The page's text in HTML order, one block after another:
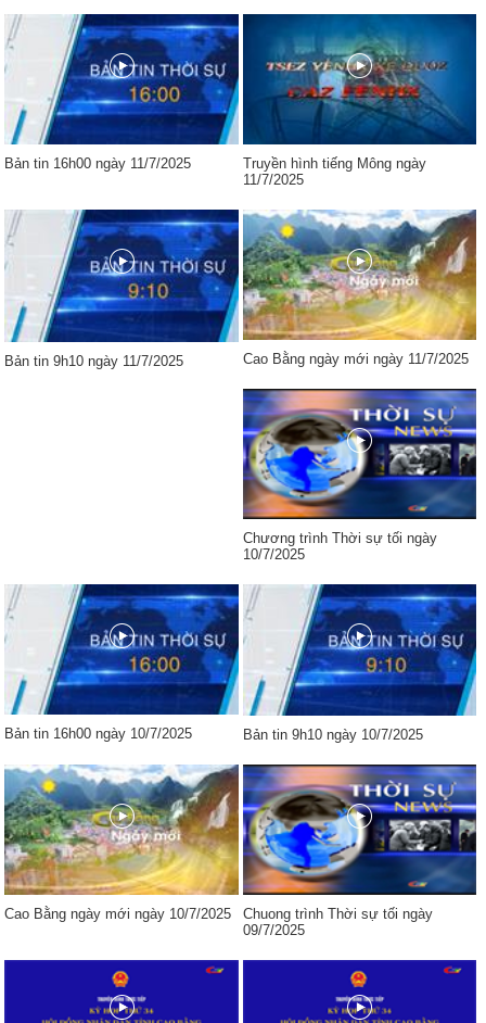
Bản tin 16h00 ngày 11/7/2025
Truyền hình tiếng Mông ngày
11/7/2025
Bản tin 9h10 ngày 11/7/2025 Cao Bằng ngày mới ngày 11/7/2025
Chương trình Thời sự tối ngày
10/7/2025
Bản tin 16h00 ngày 10/7/2025 Bản tin 9h10 ngày 10/7/2025
Cao Bằng ngày mới ngày 10/7/2025
Chuong trình Thời sự tối ngày
09/7/2025